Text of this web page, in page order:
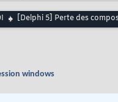
[Delphi 5] Perte des
windows